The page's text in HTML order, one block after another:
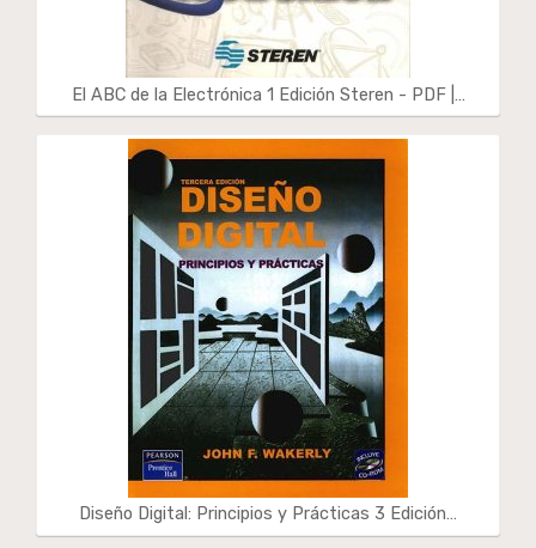
El ABC de la Electrónica 1 Edición Steren - PDF |…
Diseño Digital: Principios y Prácticas 3 Edición…